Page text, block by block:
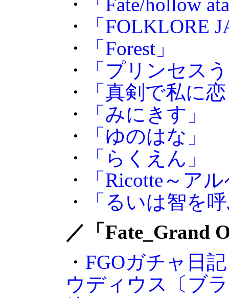
・
「FOLKLORE
・
「Forest」
・
「プリンセス
・
「真剣で私に
・
「みにきす」
・
「ゆのはな」
・
「らくえん」
・
「Ricotte～ア
・
「るいは智を
／「Fate_Grand
・ FGOガチャ日
ウディウス〔ブ